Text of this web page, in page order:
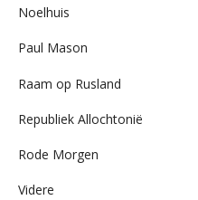
Noelhuis
Paul Mason
Raam op Rusland
Republiek Allochtonië
Rode Morgen
Videre